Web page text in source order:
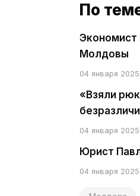
По
Экономист
Молдовы
04 января
«Взяли
04 января
Юрист
04 января 2025